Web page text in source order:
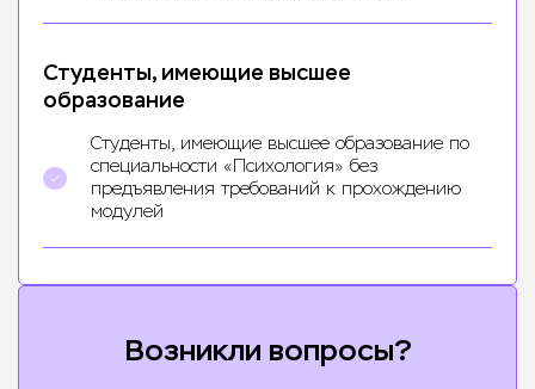
Студенты, имеющие высшее
образование
Студенты, имеющие высшее образование по
специальности «Психология» без
предъявления требований к прохождению
модулей
Возникли вопросы?